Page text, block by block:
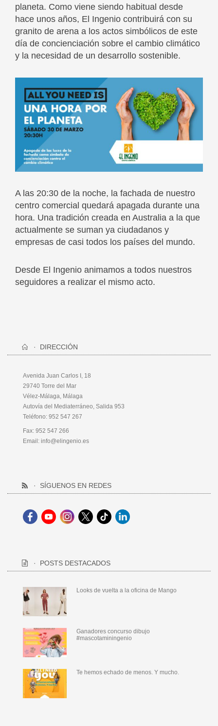
planeta. Como viene siendo habitual desde
hace unos años, El Ingenio contribuirá con su
granito de arena a los actos simbólicos de este
día de concienciación sobre el cambio climático
y la necesidad de un desarrollo sostenible.
A las 20:30 de la noche, la fachada de nuestro
centro comercial quedará apagada durante una
hora. Una tradición creada en Australia a la que
actualmente se suman ya ciudadanos y
empresas de casi todos los países del mundo.
Desde El Ingenio animamos a todos nuestros
seguidores a realizar el mismo acto.
DIRECCIÓN
Avenida Juan Carlos I, 18
29740 Torre del Mar
Vélez-Málaga, Málaga
Autovía del Mediaterráneo, Salida 953
Teléfono: 952 547 267
Fax: 952 547 266
Email: info@elingenio.es
SÍGUENOS EN REDES
POSTS DESTACADOS
Looks de vuelta a la oficina de Mango
Ganadores concurso dibujo
#mascotaminingenio
Te hemos echado de menos. Y mucho.